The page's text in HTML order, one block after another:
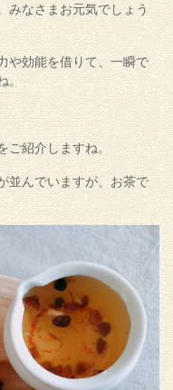
みなさまお元気でしょう
や効能を借りて、一瞬で
ご紹介しますね。
並んでいますが、お茶で